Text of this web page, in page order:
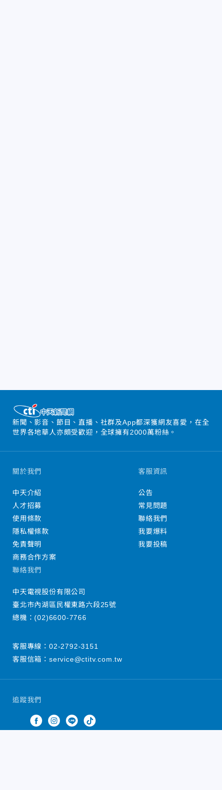
新聞、影音、節目、直播、社群及App都深獲網友喜愛，在全
世界各地華人亦頗受歡迎，全球擁有2000萬粉絲。
追蹤我們
關於我們
中天介紹
人才招募
使用條款
隱私權條款
免責聲明
商務合作方案
客服資訊
公告
常見問題
聯絡我們
我要爆料
我要投稿
聯絡我們
中天電視股份有限公司
臺北市內湖區民權東路六段25號
總機：(02)6600-7766
客服專線： 02-2792-3151
客服信箱： service@ctitv.com.tw